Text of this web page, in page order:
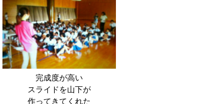
完成度が高い
スライドを山下が
作ってきてくれた